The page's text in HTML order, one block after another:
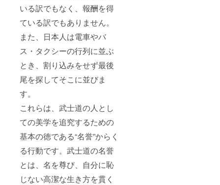
いる訳でもなく、報酬を得
ている訳でもありません。
また、日本人は電車やバ
ス・タクシーの行列に並ぶ
とき、割り込みをせず最後
尾を探してそこに並びま
す。
これらは、武士道の人とし
ての美学を追究するための
基本の徳である“名誉”からく
る行動です。武士道の名誉
とは、名を尊び、自分に恥
じない高潔な生き方を貫く